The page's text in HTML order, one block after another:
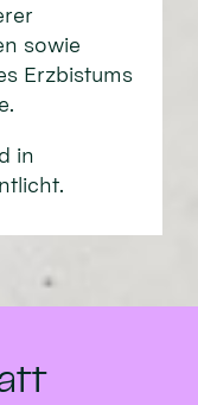
sowie
Erzbistums
in